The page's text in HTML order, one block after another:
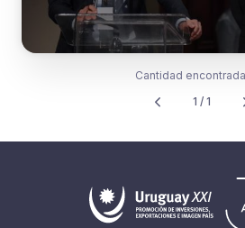
Cantidad
1 / 1